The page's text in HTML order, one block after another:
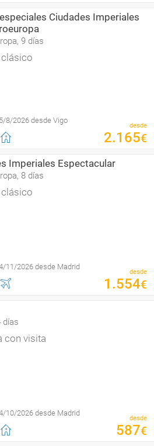
Ciudades Imperiales
9 días
8/2026 desde Vigo
desde
2.165€
Imperiales Espectacular
8 días
11/2026 desde Madrid
desde
1 .554€
días
con visita
10/2026 desde Madrid
desde
587€